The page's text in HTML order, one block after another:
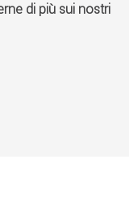
di più sui nostri